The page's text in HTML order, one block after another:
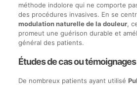
méthode indolore qui ne comporte
des procédures invasives. En se
modulation naturelle de la douleur,
promeut une guérison durable et
général des patients.
Études de cas ou témoignages
De nombreux patients ayant utilisé